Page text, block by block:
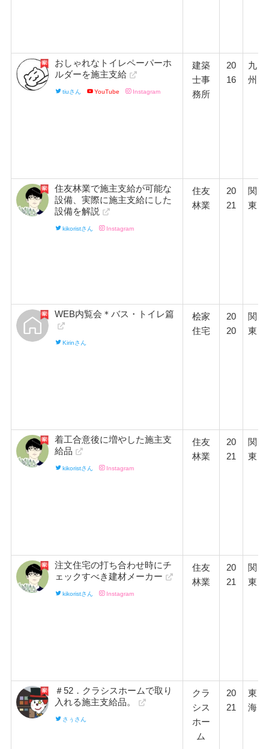
おしゃれなトイレペーパーホ
ルダーを施主支給
tiuさん YouTube Instagram
建築
士事
務所
20
16
九
州
住友林業で施主支給が可能な
設備、実際に施主支給にした
設備を解説
kikoristさん Instagram
住友
林業
20
21
関
東
WEB内覧会＊バス・トイレ篇
Kirinさん
桧家
住宅
20
20
関
東
着工合意後に増やした施主支
給品
kikoristさん Instagram
住友
林業
20
21
関
東
注文住宅の打ち合わせ時にチ
ェックすべき建材メーカー
kikoristさん Instagram
住友
林業
20
21
関
東
＃52．クラシスホームで取り
入れる施主支給品。
さぅさん
クラ
シス
ホー
ム
20
21
東
海